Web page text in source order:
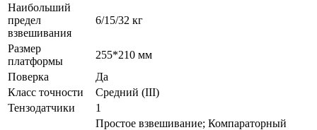
Наибольший
предел
взвешивания
6/15/32 кг
Размер
платформы
255*210 мм
Поверка
Да
Класс точности
Средний (III)
Тензодатчики
1
Простое взвешивание; Компараторный